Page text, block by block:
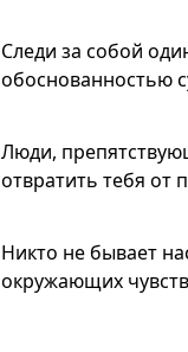
Следи за собой
обоснованностью
Люди,
отвратить тебя от
Никто не бывает
окружающих